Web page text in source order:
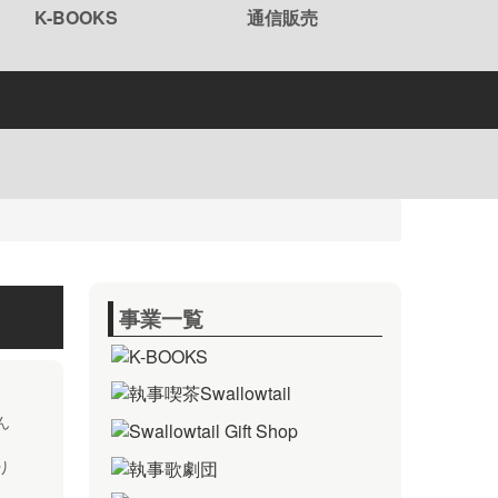
K-BOOKS 通信販売
事業一覧